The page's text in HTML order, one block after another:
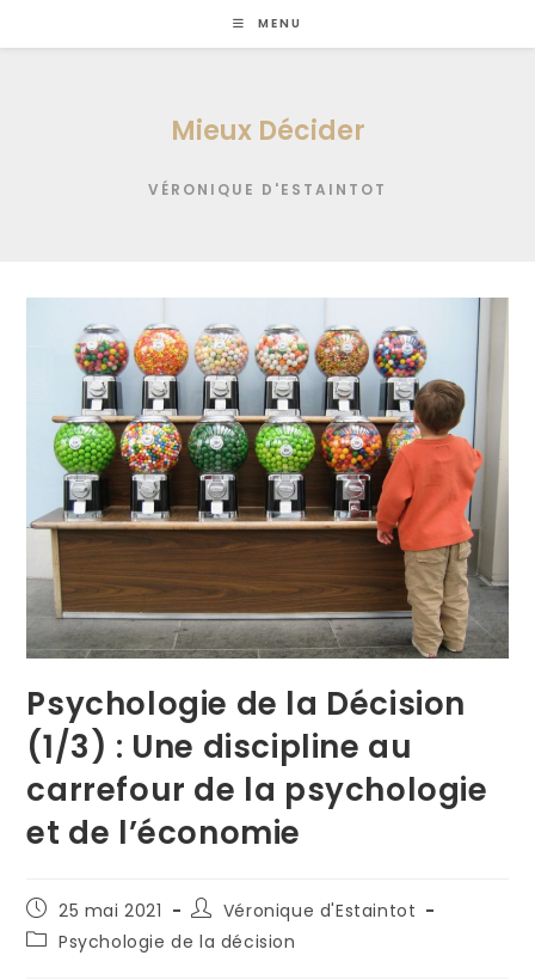
to
MENU
Mieux Décider
VÉRONIQUE D'ESTAINTOT
Psychologie de la Décision
(1/3) : Une discipline au
carrefour de la psychologie
et de l’économie
Publication
publiée :
25 mai 2021
Auteur/autrice
de
la
Véronique d'Estaintot
PostPsychologie de la décision